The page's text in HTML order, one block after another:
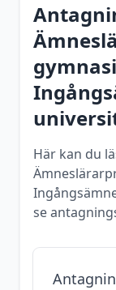
Här kan du
se